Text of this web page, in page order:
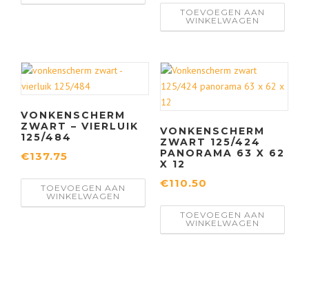
TOEVOEGEN AAN
WINKELWAGEN
VONKENSCHERM
ZWART – VIERLUIK
125/484
€137.75
TOEVOEGEN AAN
WINKELWAGEN
VONKENSCHERM
ZWART 125/424
PANORAMA 63 X 62
X 12
€110.50
TOEVOEGEN AAN
WINKELWAGEN